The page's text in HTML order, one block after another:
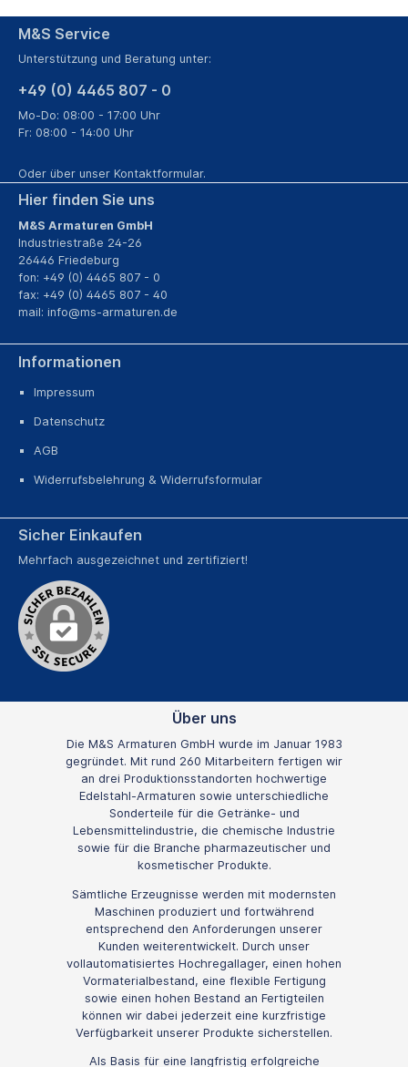
M&S Service
Unterstützung und Beratung unter:
+49 (0) 4465 807 - 0
Mo-Do: 08:00 - 17:00 Uhr
Fr: 08:00 - 14:00 Uhr
Oder über unser Kontaktformular.
Informationen
Impressum
Datenschutz
AGB
Widerrufsbelehrung & Widerrufsformular
Hier finden Sie uns
M&S Armaturen GmbH
Industriestraße 24-26
26446 Friedeburg
fon: +49 (0) 4465 807 - 0
fax: +49 (0) 4465 807 - 40
mail: info@ms-armaturen.de
Sicher Einkaufen
Mehrfach ausgezeichnet und zertifiziert!
Über uns
Die M&S Armaturen GmbH wurde im Januar 1983
gegründet. Mit rund 260 Mitarbeitern fertigen wir
an drei Produktionsstandorten hochwertige
Edelstahl-Armaturen sowie unterschiedliche
Sonderteile für die Getränke- und
Lebensmittelindustrie, die chemische Industrie
sowie für die Branche pharmazeutischer und
kosmetischer Produkte.
Sämtliche Erzeugnisse werden mit modernsten
Maschinen produziert und fortwährend
entsprechend den Anforderungen unserer
Kunden weiterentwickelt. Durch unser
vollautomatisiertes Hochregallager, einen hohen
Vormaterialbestand, eine flexible Fertigung
sowie einen hohen Bestand an Fertigteilen
können wir dabei jederzeit eine kurzfristige
Verfügbarkeit unserer Produkte sicherstellen.
Als Basis für eine langfristig erfolgreiche